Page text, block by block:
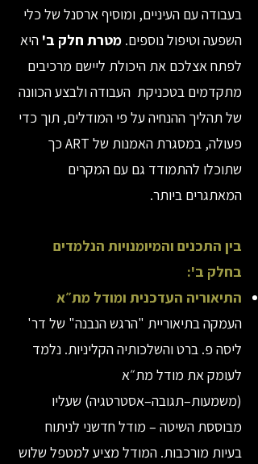
בעבודה עם העיניים, ומוסיף ארסנל של כלי
השפעה וטיפול נוספים. מטרת חלק ב' היא
לפתח אצלכם את היכולת ליישם מרכיבים
מתקדמים בטכניקת העבודה ולבצע הכוונה
של תהליך ההנחיה על פי המודלים, תוך כדי
פעולה, במסגרת האמנות של ART כך
שתוכלו להתמודד גם עם המקרים
המאתגרים ביותר.
בין התכנים והמיומנויות הנלמדים
בחלק ב':
התיאוריה העדכנית ומודל מת״א
העמקה בתיאוריית "הרגש הנבנה" של דר'
ליסה פ. ברט והשלכותיה הקליניות. נלמד
לעומק את מודל מת״א
(משמעות–תגובה–אסטרטגיה) שעליו
מבוססת השיטה – מודל חדשני לניתוח
בעיות מורכבות. המודל מציע למטפל שלוש